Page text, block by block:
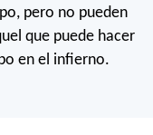
pero no pueden
que puede hacer
en el infierno.